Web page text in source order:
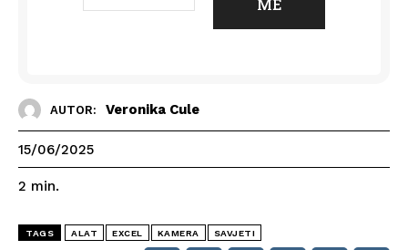
AUTOR: Veronika Cule
15/06/2025
2 min.
TAGS ALAT EXCEL KAMERA SAVJETI